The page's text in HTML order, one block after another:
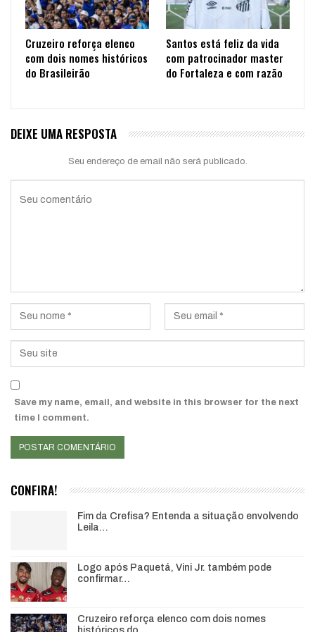
Cruzeiro reforça elenco
com dois nomes históricos
do Brasileirão
Santos está feliz da vida
com patrocinador master
do Fortaleza e com razão
DEIXE UMA RESPOSTA
Seu endereço de email não será publicado.
Save my name, email, and website in this browser for the next
time I comment.
CONFIRA!
Fim da Crefisa? Entenda a situação envolvendo
Leila…
Logo após Paquetá, Vini Jr. também pode
confirmar…
Cruzeiro reforça elenco com dois nomes